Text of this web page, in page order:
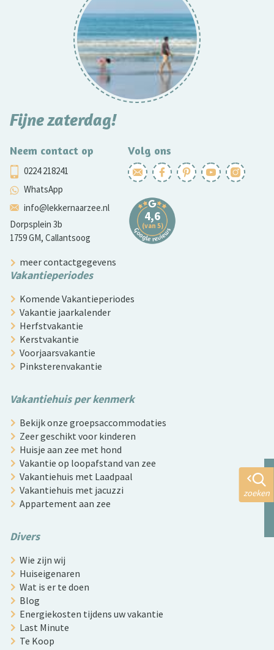
Fijne zaterdag!
Neem contact op
0224 218241
WhatsApp
info@lekkernaarzee.nl
Dorpsplein 3b
1759 GM, Callantsoog
Volg ons
meer contactgegevens
Vakantieperiodes
Komende Vakantieperiodes
Vakantie jaarkalender
Herfstvakantie
Kerstvakantie
Voorjaarsvakantie
Pinksterenvakantie
Vakantiehuis per kenmerk
Bekijk onze groepsaccommodaties
Zeer geschikt voor kinderen
Huisje aan zee met hond
Vakantie op loopafstand van zee
Vakantiehuis met Laadpaal
Vakantiehuis met jacuzzi
Appartement aan zee
Divers
Wie zijn wij
Huiseigenaren
Wat is er te doen
Blog
Energiekosten tijdens uw vakantie
Last Minute
Te Koop
zoeken